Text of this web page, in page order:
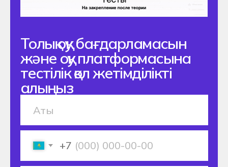
Байланыс телефондары
Өтінім жіберу
+77750070377